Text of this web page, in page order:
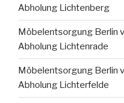
Abholung Lichtenberg
Möbelentsorgung Berlin
Abholung Lichtenrade
Möbelentsorgung Berlin
Abholung Lichterfelde